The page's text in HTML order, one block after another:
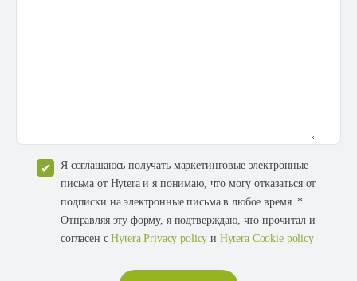
Я соглашаюсь получать маркетинговые электронные
письма от Hytera и я понимаю, что могу отказаться от
подписки на электронные письма в любое время. *
Отправляя эту форму, я подтверждаю, что прочитал и
согласен сHytera Privacy policy и Hytera Cookie policy